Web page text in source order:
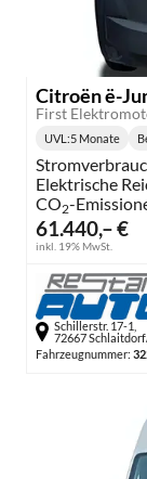
Citroën ë-
First
61.440,– €
inkl. 19% MwSt.
UVL :5 Monate
Elektrische
CO2-
Schillerstr. 17-1,
72667
Fahrzeugnummer: